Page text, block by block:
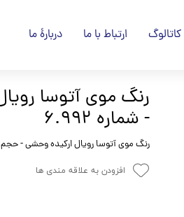
کاتالوگ ارتباط با ما دربارۀ ما
- شماره 6.992
رنگ موی آتوسا رویال ارکیده وحشی - حجم 120 میل - شماره 6.992
افزودن به علاقه مندی ها